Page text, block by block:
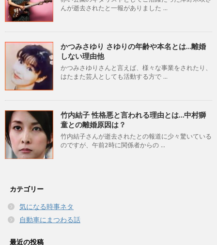
んが逝去されたと一報がありました ...
かつみさゆり さゆりの年齢や本名とは…離婚
しない理由他
かつみさゆりさんと言えば、様々な事業をされたり、
はたまた芸人としても活動する方で ...
竹内結子 性格悪と言われる理由とは…中村獅
童との離婚原因は？
竹内結子さんが逝去されたとの報道に少々驚いている
のですが、午前2時に関係者からの ...
カテゴリー
気になる時事ネタ
自動車にまつわる話
最近の投稿